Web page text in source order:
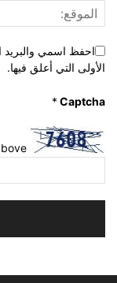
احفظ اسمي والبريد
الأولى التي أعلق فيها.
Captcha
*